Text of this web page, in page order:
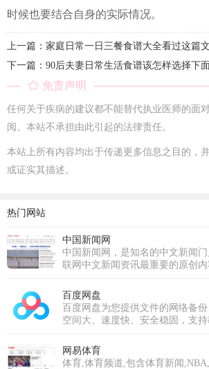
时候也要结合自身的实际情况。
上一篇：家庭日常一日三餐食谱大全看过这篇
下一篇：90后夫妻日常生活食谱该怎样选择下
免责声明
任何关于疾病的建议都不能替代执业医师的面
阅。本站不承担由此引起的法律责任。
本站上所有内容均出于传递更多信息之目的，
或证实其描述。
热门网站
中国新闻网
中国新闻网，是知名的中文新闻
联网中文新闻资讯最重要的原创
网络媒体，快速、准确地提供文字
化的资讯服务。在新闻报道方面，
准确，解释性报道角度独特，稿件
量转载。
百度网盘
百度网盘为您提供文件的网络备份
空间大、速度快、安全稳固，支
网易体育
体育,体育频道,包含体育新闻